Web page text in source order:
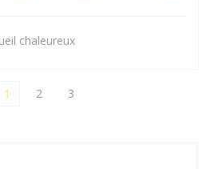
chaleureux
1 2 3